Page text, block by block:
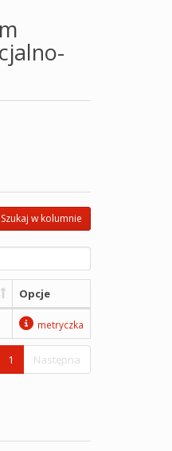
Szukaj w kolumnie
Opcje
metryczka
1 Następna